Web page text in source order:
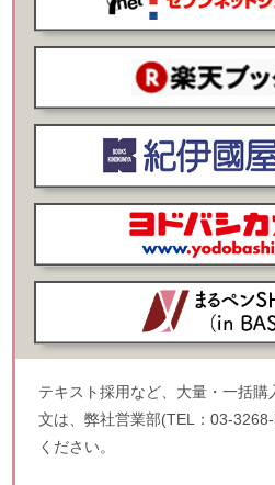
テキスト採用など、大量・一括購
文は、弊社営業部(TEL：03-
ください。